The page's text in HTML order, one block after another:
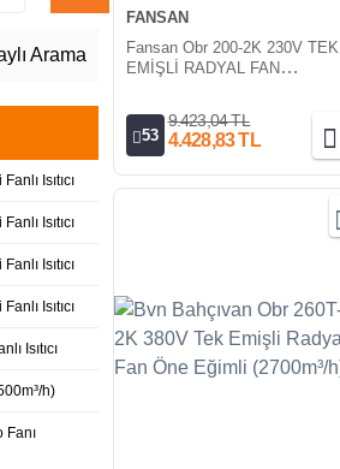
Arama
Isıtıcı
Isıtıcı
Isıtıcı
Isıtıcı
Isıtıcı
h)
Fanı
FANSAN
Fansan Obr 200-2K 230V TEK
EMİŞLİ RADYAL FAN
53
9.423,04 TL
4.428,83 TL